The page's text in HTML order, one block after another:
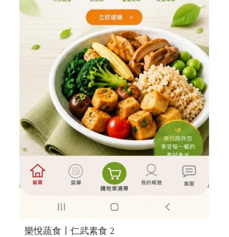
樂悅蔬食〡仁武素食 2